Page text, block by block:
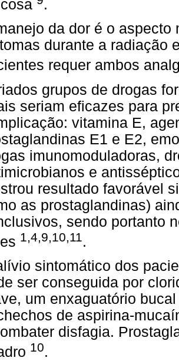
.
da dor é o
durante a radiação
requer ambos
grupos de drogas
seriam eficazes para
vitamina E,
E1 e E2,
imunomoduladoras,
e
resultado favorável
as prostaglandinas)
sendo portanto
1,4,9,10,11 .
sintomático dos
ser conseguida por
um enxaguatório
de aspirina-
disfagia.
10.